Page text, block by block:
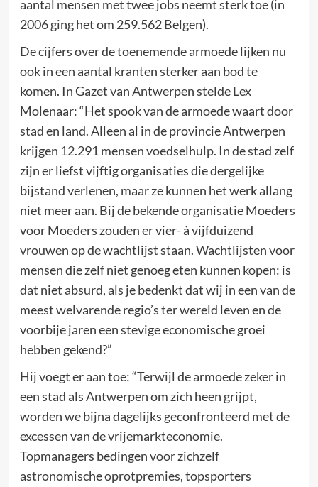
aantal mensen met twee jobs neemt sterk toe (in
2006 ging het om 259.562 Belgen).
De cijfers over de toenemende armoede lijken nu
ook in een aantal kranten sterker aan bod te
komen. In Gazet van Antwerpen stelde Lex
Molenaar: “Het spook van de armoede waart door
stad en land. Alleen al in de provincie Antwerpen
krijgen 12.291 mensen voedselhulp. In de stad zelf
zijn er liefst vijftig organisaties die dergelijke
bijstand verlenen, maar ze kunnen het werk allang
niet meer aan. Bij de bekende organisatie Moeders
voor Moeders zouden er vier- à vijfduizend
vrouwen op de wachtlijst staan. Wachtlijsten voor
mensen die zelf niet genoeg eten kunnen kopen: is
dat niet absurd, als je bedenkt dat wij in een van de
meest welvarende regio’s ter wereld leven en de
voorbije jaren een stevige economische groei
hebben gekend?”
Hij voegt er aan toe: “Terwijl de armoede zeker in
een stad als Antwerpen om zich heen grijpt,
worden we bijna dagelijks geconfronteerd met de
excessen van de vrijemarkteconomie.
Topmanagers bedingen voor zichzelf
astronomische oprotpremies, topsporters